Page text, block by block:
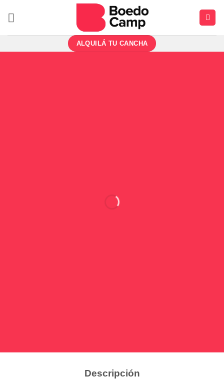
ALQUILÁ TU CANCHA
RELAX
Descripción